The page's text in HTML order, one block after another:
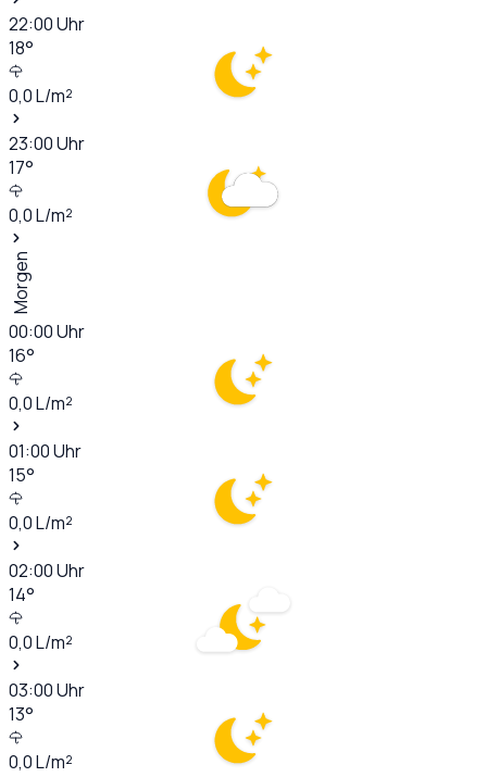
22:00Uhr
18°
0,0L/m²
23:00Uhr
17°
0,0L/m²
Morgen
00:00Uhr
16°
0,0L/m²
01:00Uhr
15°
0,0L/m²
02:00Uhr
14°
0,0L/m²
03:00Uhr
13°
0,0L/m²